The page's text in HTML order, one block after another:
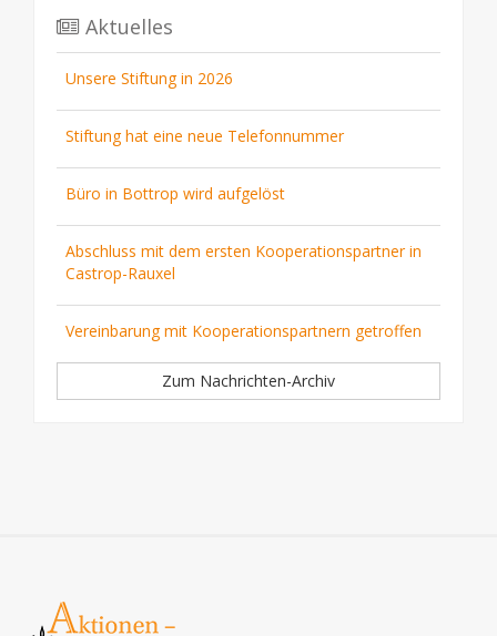
Aktuelles
Unsere Stiftung in 2026
Stiftung hat eine neue Telefonnummer
Büro in Bottrop wird aufgelöst
Abschluss mit dem ersten Kooperationspartner in
Castrop-Rauxel
Vereinbarung mit Kooperationspartnern getroffen
Zum Nachrichten-Archiv